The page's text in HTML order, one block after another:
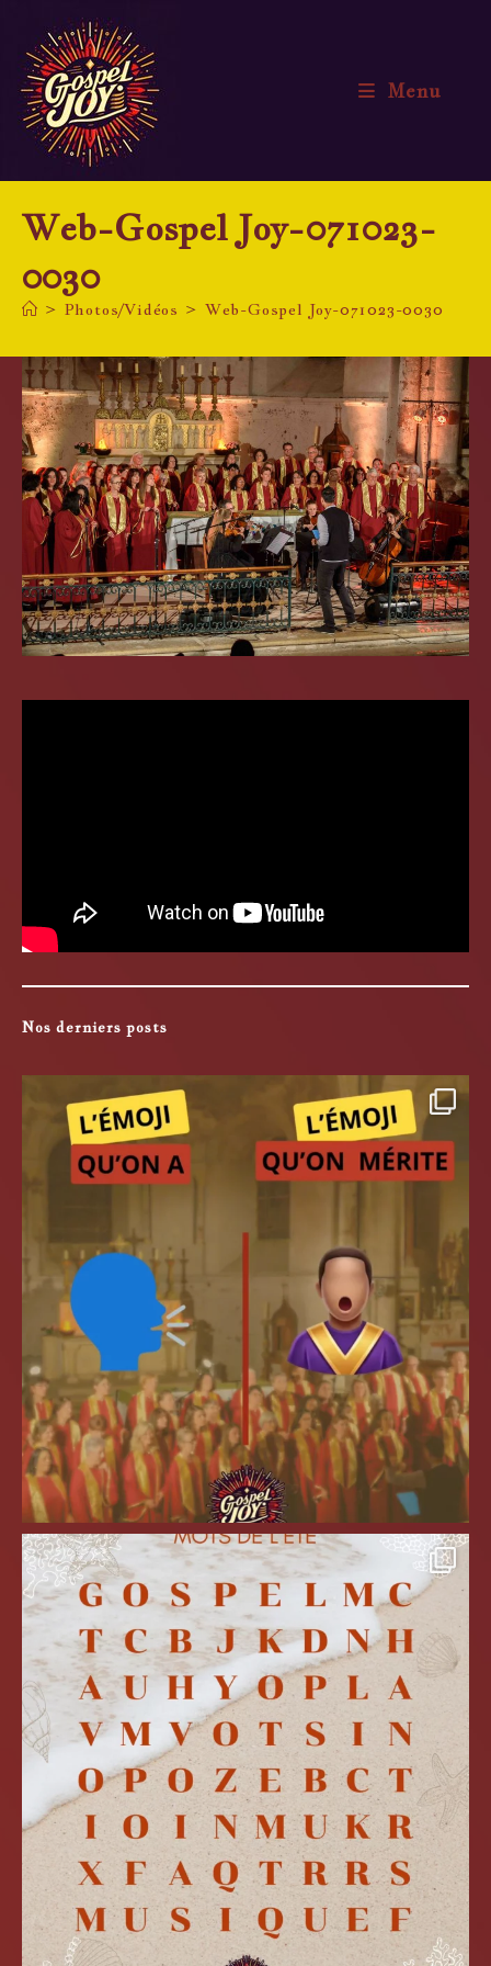
content
Menu
Web-Gospel Joy-071023-
0030
> Photos/Vidéos > Web-Gospel Joy-071023-0030
Nos derniers posts